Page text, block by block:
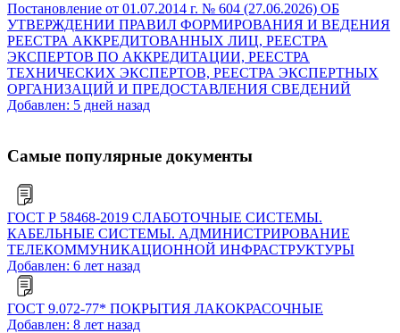
Постановление от 01.07.2014 г. № 604 (27.06.2026) ОБ
УТВЕРЖДЕНИИ ПРАВИЛ ФОРМИРОВАНИЯ И ВЕДЕНИЯ
РЕЕСТРА АККРЕДИТОВАННЫХ ЛИЦ, РЕЕСТРА
ЭКСПЕРТОВ ПО АККРЕДИТАЦИИ, РЕЕСТРА
ТЕХНИЧЕСКИХ ЭКСПЕРТОВ, РЕЕСТРА ЭКСПЕРТНЫХ
ОРГАНИЗАЦИЙ И ПРЕДОСТАВЛЕНИЯ СВЕДЕНИЙ
Добавлен: 5 дней назад
Самые популярные документы
ГОСТ Р 58468-2019 СЛАБОТОЧНЫЕ СИСТЕМЫ.
КАБЕЛЬНЫЕ СИСТЕМЫ. АДМИНИСТРИРОВАНИЕ
ТЕЛЕКОММУНИКАЦИОННОЙ ИНФРАСТРУКТУРЫ
Добавлен: 6 лет назад
ГОСТ 9.072-77* ПОКРЫТИЯ ЛАКОКРАСОЧНЫЕ
Добавлен: 8 лет назад